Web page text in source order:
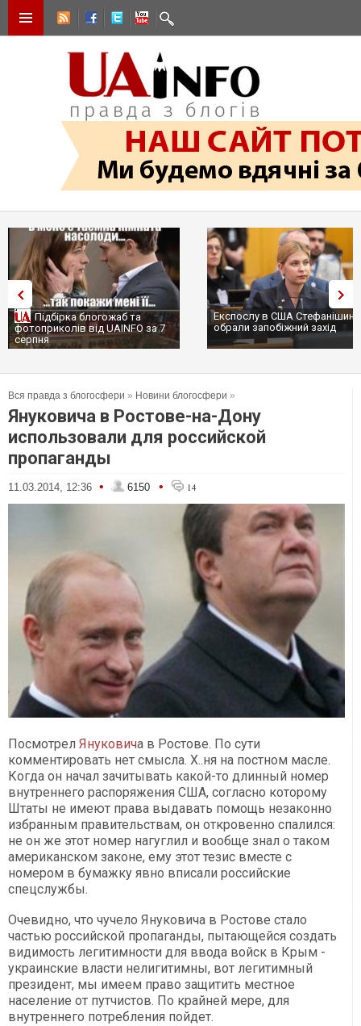
Підбірка блогожаб та
фотоприколів від UAINFO за 7
серпня
Експослу в США
обрали запобіжний захід
Вся правда з блогосфери » Новини блогосфери »
Януковича в Ростове-на-Дону
использовали для российской
пропаганды
11.03.2014, 12:36 • 6150 • 14
Посмотрел Януковича в Ростове. По сути
комментировать нет смысла. Х..ня на постном масле.
Когда он начал зачитывать какой-то длинный номер
внутреннего распоряжения США, согласно которому
Штаты не имеют права выдавать помощь незаконно
избранным правительствам, он откровенно спалился:
не он же этот номер нагуглил и вообще знал о таком
американском законе, ему этот тезис вместе с
номером в бумажку явно вписали российские
спецслужбы.
Очевидно, что чучело Януковича в Ростове стало
частью российской пропаганды, пытающейся создать
видимость легитимности для ввода войск в Крым -
украинские власти нелигитимны, вот легитимный
президент, мы имеем право защитить местное
население от путчистов. По крайней мере, для
внутреннего потребления пойдет.